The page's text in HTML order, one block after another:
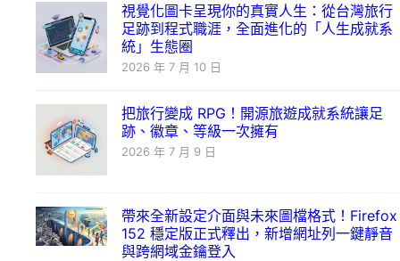
視覺化圖卡呈現你的真實人生：從台灣旅行
足跡到程式職涯，全面進化的「人生成就系
統」生態圈
2026 年 7 月 10 日
把旅行變成 RPG！開源旅遊成就系統讓足
跡、徽章、等級一次擁有
2026 年 7 月 9 日
帶來全新設定介面與未來圖檔格式！Firefox
152 穩定版正式釋出，新增網址列一鍵靜音
與跨網域金鑰登入